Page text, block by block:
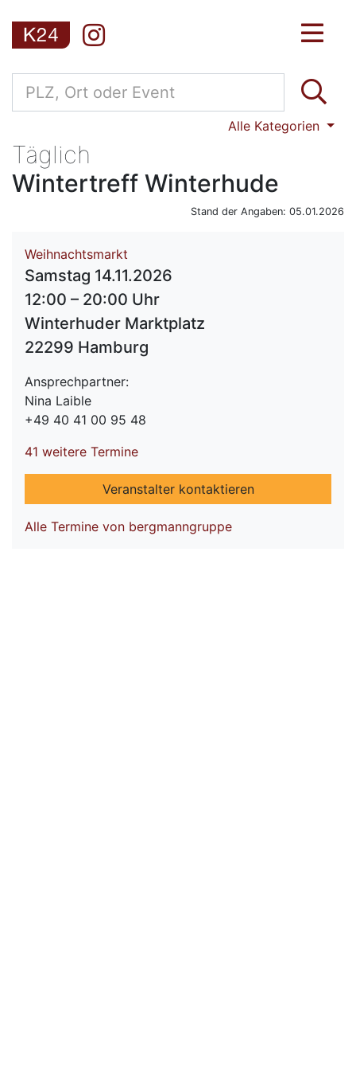
Alle Kategorien
Täglich
Wintertreff Winterhude
Stand der Angaben: 05.01.2026
Weihnachtsmarkt
Samstag 14.11.2026
12:00 – 20:00 Uhr
Winterhuder Marktplatz
22299 Hamburg
Ansprechpartner:
Nina Laible
+49 40 41 00 95 48
41 weitere Termine
Veranstalter kontaktieren
Alle Termine von bergmanngruppe